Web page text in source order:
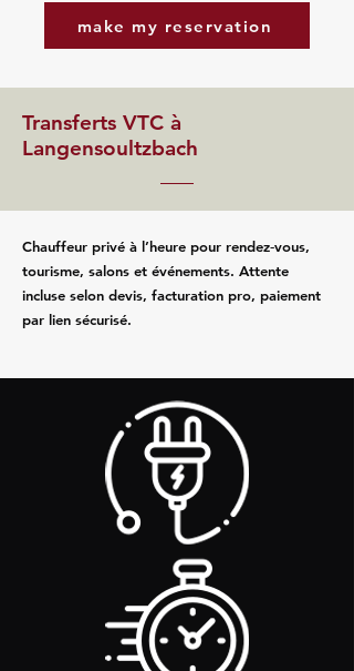
make my reservation
Transferts VTC à
Langensoultzbach
Chauffeur privé à l’heure pour rendez‑vous,
tourisme, salons et événements. Attente
incluse selon devis, facturation pro, paiement
par lien sécurisé.